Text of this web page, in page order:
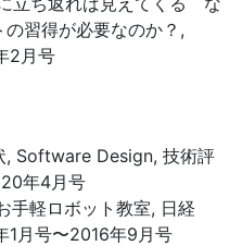
習得が必要なのか？,
2月号
, Software Design, 技術評
年4月号
手軽ロボット教室, 日経
1月号〜2016年9月号